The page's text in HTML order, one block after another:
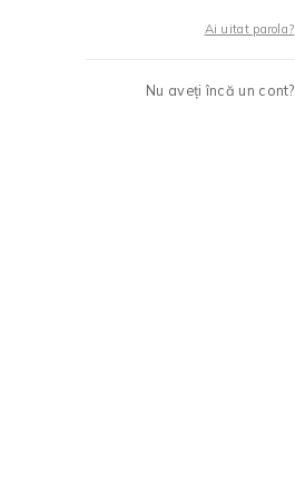
Ai uitat parola?
Nu aveți încă un cont?